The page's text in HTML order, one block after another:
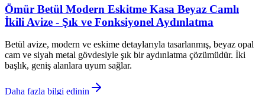
Ömür Betül Modern Eskitme Kasa Beyaz Camlı
İkili Avize - Şık ve Fonksiyonel Aydınlatma
Betül avize, modern ve eskime detaylarıyla tasarlanmış, beyaz opal
cam ve siyah metal gövdesiyle şık bir aydınlatma çözümüdür. İki
başlık, geniş alanlara uyum sağlar.
Daha fazla bilgi edinin